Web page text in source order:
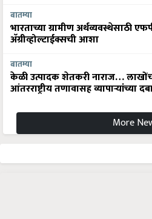
बातम्या
भारताच्या ग्रामीण अर्थव्यवस्थेसाठी
अ‍ॅग्रीव्होल्टाईक्सची आशा
बातम्या
केळी उत्पादक शेतकरी नाराज…
आंतरराष्ट्रीय तणावासह व्यापाऱ्यांच्या
More